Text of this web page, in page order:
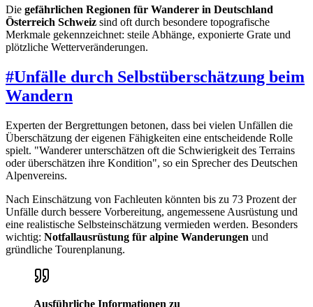
Die gefährlichen Regionen für Wanderer in Deutschland
Österreich Schweiz sind oft durch besondere topografische
Merkmale gekennzeichnet: steile Abhänge, exponierte Grate und
plötzliche Wetterveränderungen.
#Unfälle durch Selbstüberschätzung beim
Wandern
Experten der Bergrettungen betonen, dass bei vielen Unfällen die
Überschätzung der eigenen Fähigkeiten eine entscheidende Rolle
spielt. "Wanderer unterschätzen oft die Schwierigkeit des Terrains
oder überschätzen ihre Kondition", so ein Sprecher des Deutschen
Alpenvereins.
Nach Einschätzung von Fachleuten könnten bis zu 73 Prozent der
Unfälle durch bessere Vorbereitung, angemessene Ausrüstung und
eine realistische Selbsteinschätzung vermieden werden. Besonders
wichtig: Notfallausrüstung für alpine Wanderungen und
gründliche Tourenplanung.
Ausführliche Informationen zu